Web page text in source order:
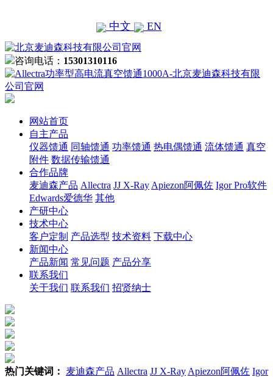
中文 EN
咨询电话： 15301310116
网站首页
自主产品
仪器馈通 同轴馈通 功率馈通 热电偶馈通 流体馈通 真空
附件 数据传输馈通
合作品牌
麦迪森产品 Allectra JJ X-Ray Apiezon阿佩佐 Igor Pro软件
Edwards爱德华 其他
产研中心
技术中心
客户定制 产品选型 技术资料 下载中心
新闻中心
产品新闻 常见问题 产品分享
联系我们
关于我们 联系我们 招贤纳士
热门关键词： 麦迪森产品 Allectra JJ X-Ray Apiezon阿佩佐 Igor